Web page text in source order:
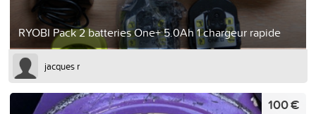
RYOBI Pack 2 batteries One+ 5.0Ah 1 chargeur rapide
jacques r
100 €